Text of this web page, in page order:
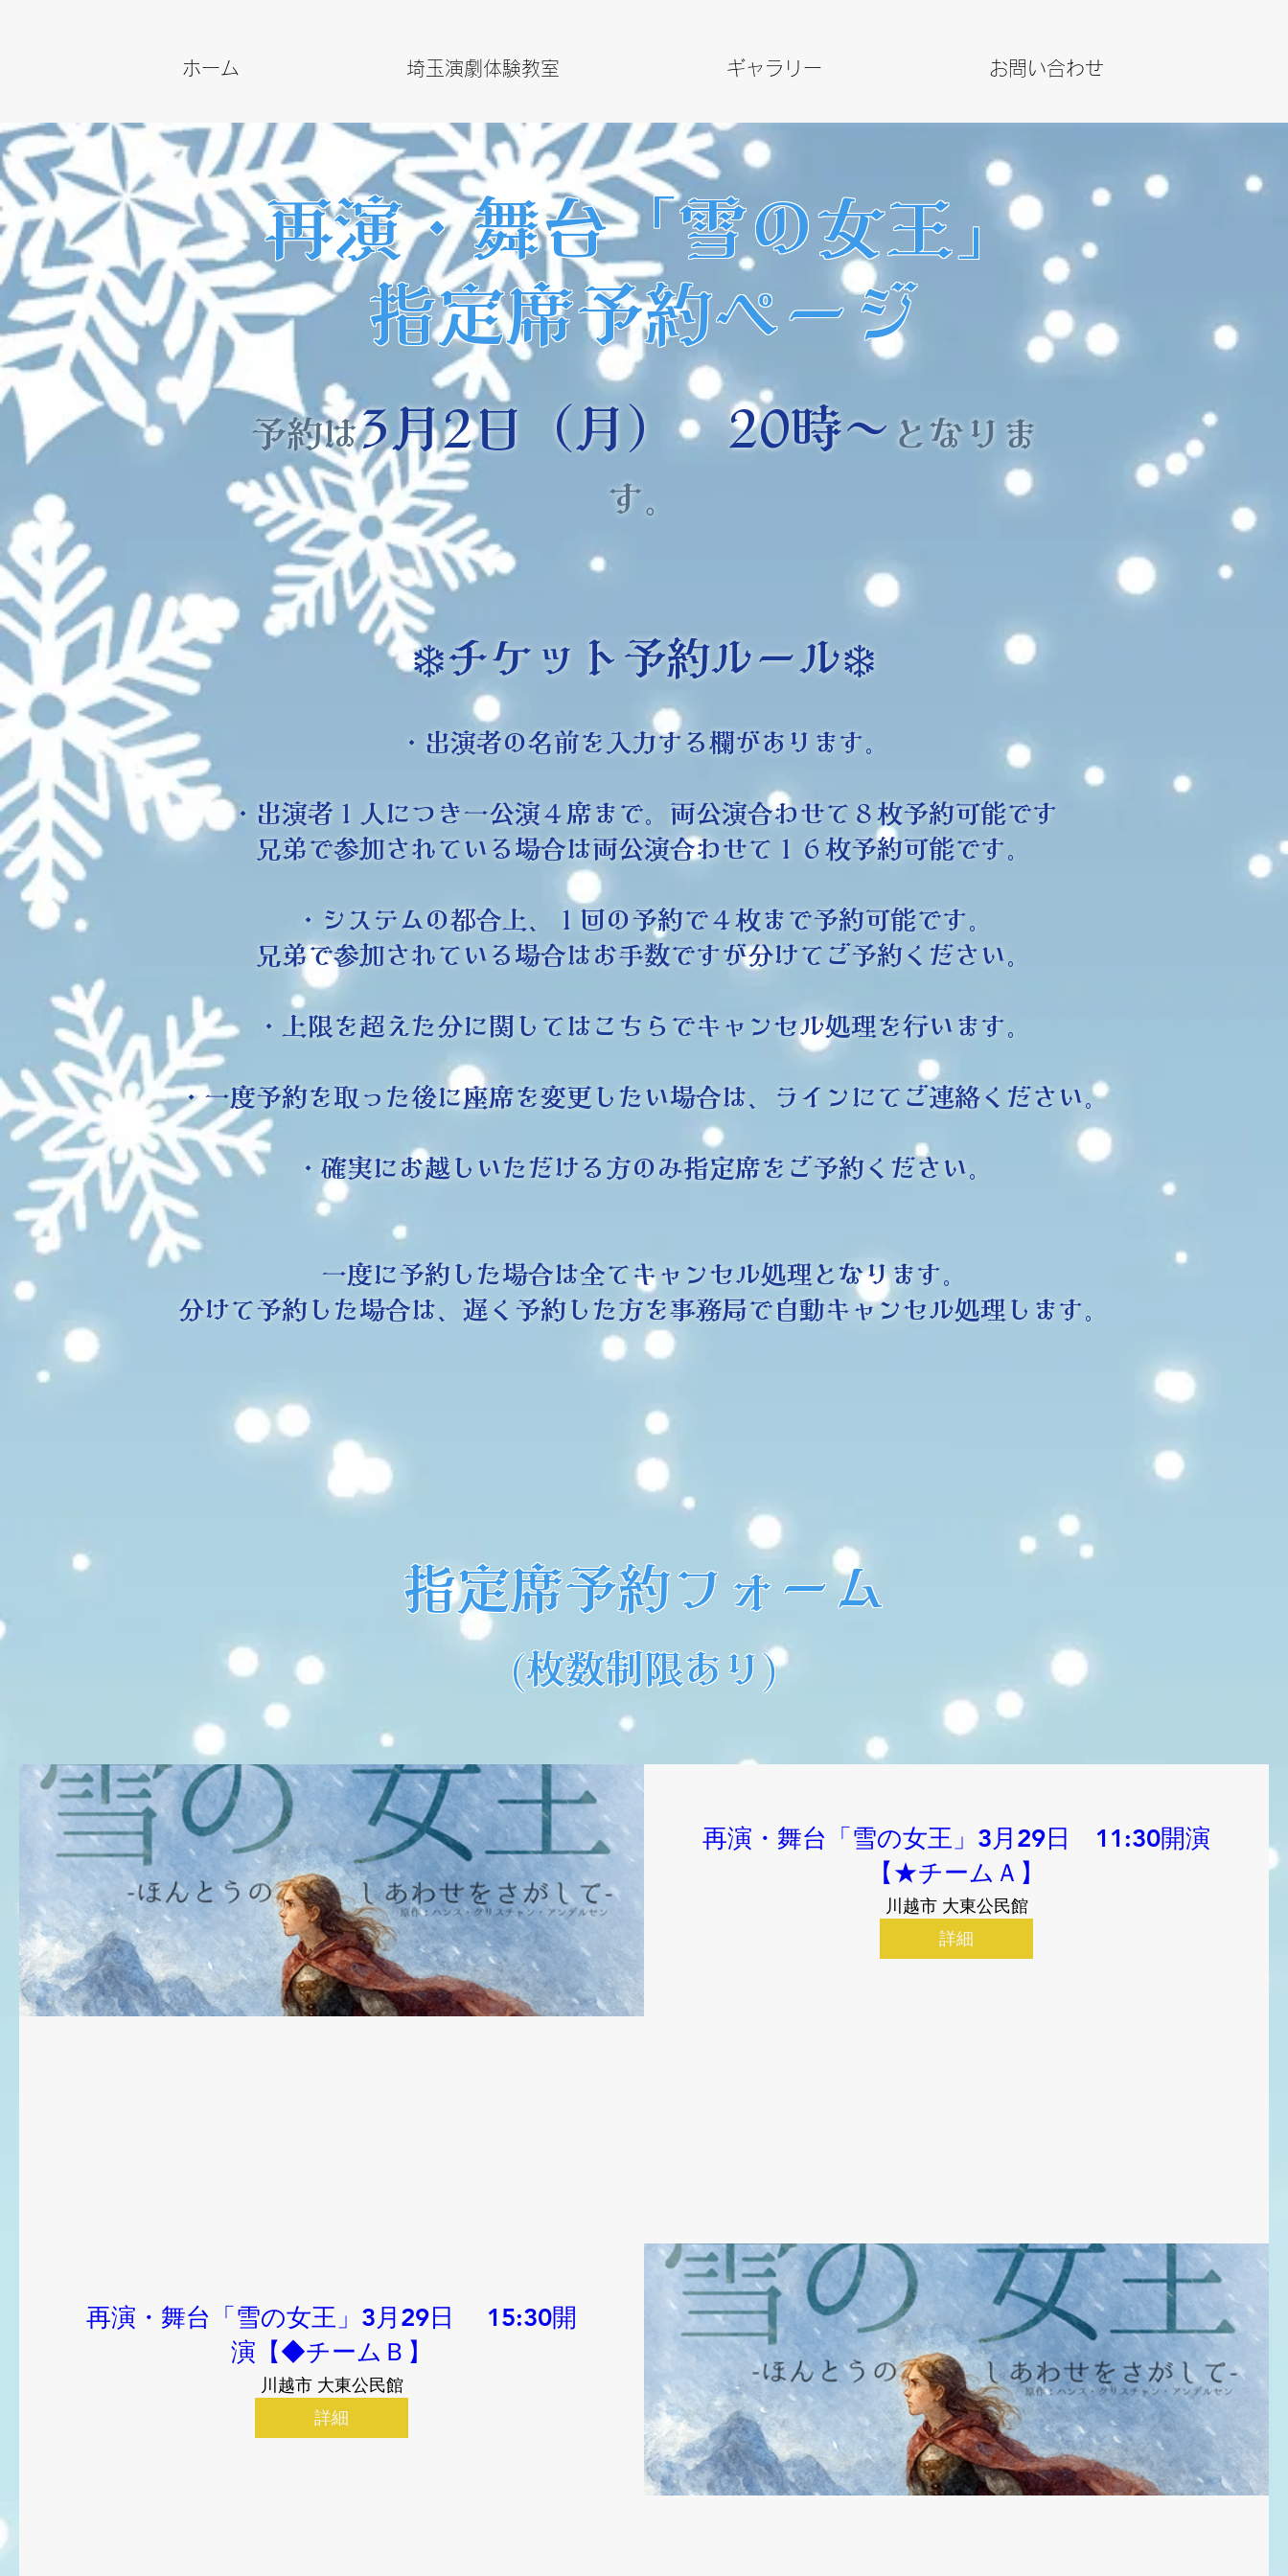
ホーム 埼玉演劇体験教室 ギャラリー お問い合わせ
再演・舞台「雪の女王」
​指定席予約ページ
予約は3月2日（月） 20時～ となりま
す。
❄️チケット予約ルール❄️
・出演者の名前を入力する欄があります。
・出演者１人につき一公演４席まで。 両公演合わせて８枚予約可能です
​兄弟で参加されている場合は両公演合わせて１６枚予約可能です。
・システムの都合上、１回の予約で４枚まで予約可能です。
​兄弟で参加されている場合はお手数ですが分けてご予約ください。
・上限を超えた分に関してはこちらでキャンセル処理を行います。
・一度予約を取った後に座席を変更したい場合は、ラインにてご連絡ください。
・確実にお越しいただける方のみ指定席をご予約ください。
一度に予約した場合は全てキャンセル処理となります。
分けて予約した場合は、遅く予約した方を事務局で自動キャンセル処理します。
指定席予約フォーム
​(枚数制限あり)
再演・舞台「雪の女王」3月29日 11:30開演
【★チームＡ】
川越市 大東公民館
詳細
再演・舞台「雪の女王」3月29日 15:30開
演【◆チームＢ】
川越市 大東公民館
詳細